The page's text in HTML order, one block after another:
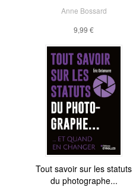
Anne Bossard
9,99 €
Tout savoir sur les statuts
du photographe...